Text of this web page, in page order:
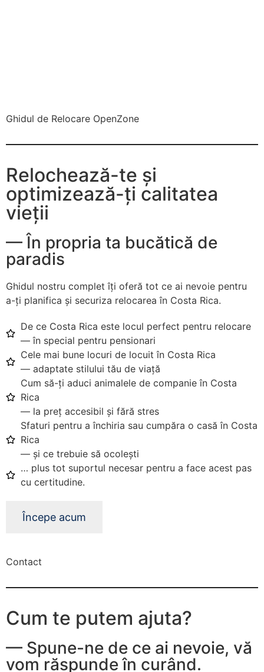
Aurelia
Iuliana
Ganea
Fundadora
Directora
General
M.Sc.
Marco
Fauricio
Jiménez
Huertas
Abogado
y
Público
Licda.
Noelia
Rodríguez
Contadora
Pública
y
Auditora
Ghidul de Relocare OpenZone
Relochează-te și
optimizează-ți calitatea
vieții
— În propria ta bucătică de
paradis
Ghidul nostru complet îți oferă tot ce ai nevoie pentru
a-ți planifica și securiza relocarea în Costa Rica.
De ce Costa Rica este locul perfect pentru relocare
— în special pentru pensionari
Cele mai bune locuri de locuit în Costa Rica
— adaptate stilului tău de viață
Cum să-ți aduci animalele de companie în Costa
Rica
— la preț accesibil și fără stres
Sfaturi pentru a închiria sau cumpăra o casă în Costa
Rica
— și ce trebuie să ocolești
… plus tot suportul necesar pentru a face acest pas
cu certitudine.
Începe acum
Contact
Cum te putem ajuta?
— Spune-ne de ce ai nevoie, vă
vom răspunde în curând.